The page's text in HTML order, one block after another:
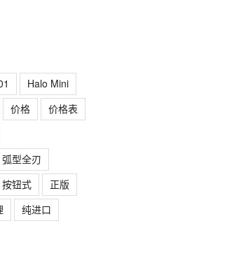
Halo Mini
价格
价格表
弧型全刃
按钮式
正版
纯进口